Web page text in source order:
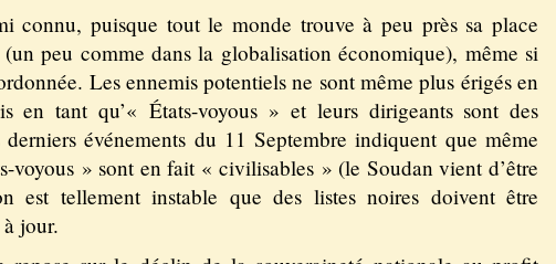
connu, puisque tout le monde trouve à peu près sa place
(un peu comme dans la globalisation économique), même si
Les ennemis potentiels ne sont même plus érigés en
en tant qu’« États-voyous » et leurs dirigeants sont des
événements du 11 Septembre indiquent que même
voyous » sont en fait « civilisables » (le Soudan vient d’être
est tellement instable que des listes noires doivent être
jour.